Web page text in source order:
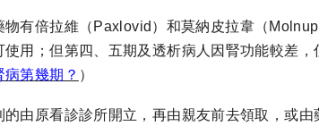
物有倍拉維（Paxlovid）和莫納皮拉韋（
使用；但第四、五期及透析病人因腎功能較差
第幾期？ ）
由原看診診所開立，再由親友前去領取，或